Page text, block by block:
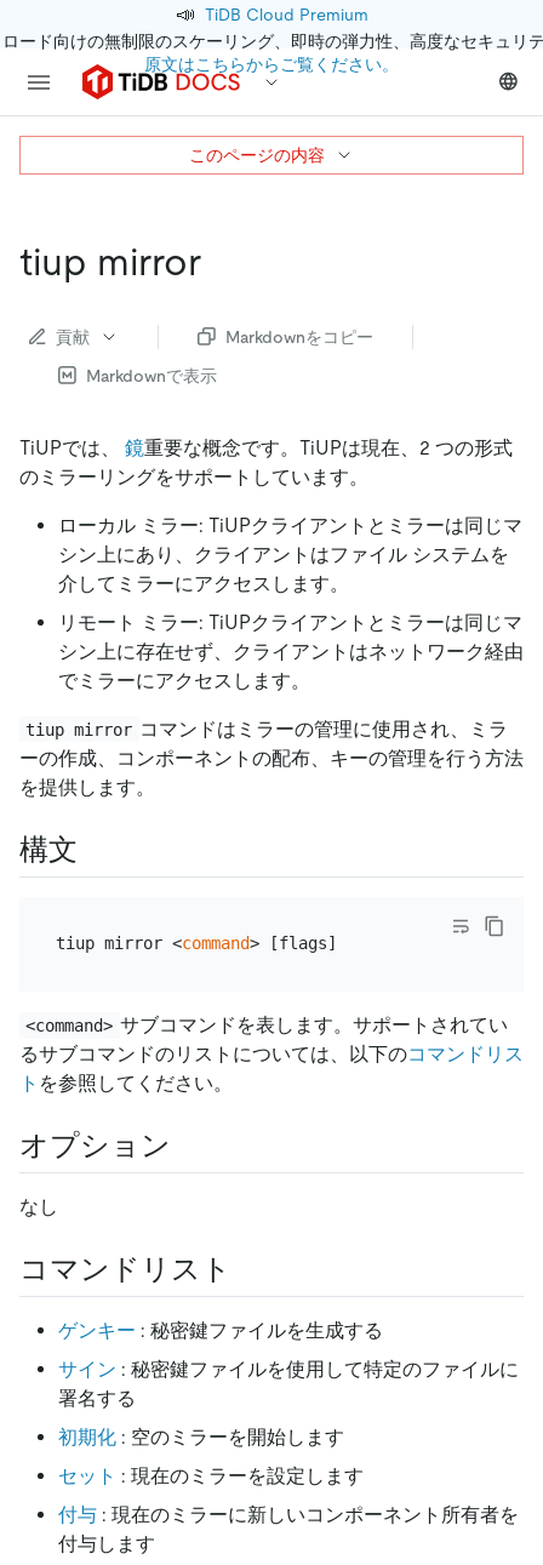
📣 TiDB Cloud Premium
ード向けの無制限のスケーリング、即時の弾力性、高度なセキュリ
原文はこちらからご覧ください。
tiup mirror
貢献
Markdownをコピー
Markdownで表示
TiUPでは、 鏡重要な概念です。TiUPは現在、2 つの形式
のミラーリングをサポートしています。
ローカル ミラー: TiUPクライアントとミラーは同じマ
シン上にあり、クライアントはファイル システムを
介してミラーにアクセスします。
リモート ミラー: TiUPクライアントとミラーは同じマ
シン上に存在せず、クライアントはネットワーク経由
でミラーにアクセスします。
tiup mirror コマンドはミラーの管理に使用され、ミラ
ーの作成、コンポーネントの配布、キーの管理を行う方法
を提供します。
構文
tiup mirror <command
<command> サブコマンドを表します。サポートされてい
るサブコマンドのリストについては、以下のコマンドリス
ト を参照してください。
オプション
なし
コマンドリスト
ゲンキー : 秘密鍵ファイルを生成する
サイン : 秘密鍵ファイルを使用して特定のファイルに
署名する
初期化 : 空のミラーを開始します
セット : 現在のミラーを設定します
付与 : 現在のミラーに新しいコンポーネント所有者を
付与します
このページの内容